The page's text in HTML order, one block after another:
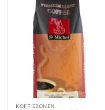
KOFFIEBONEN